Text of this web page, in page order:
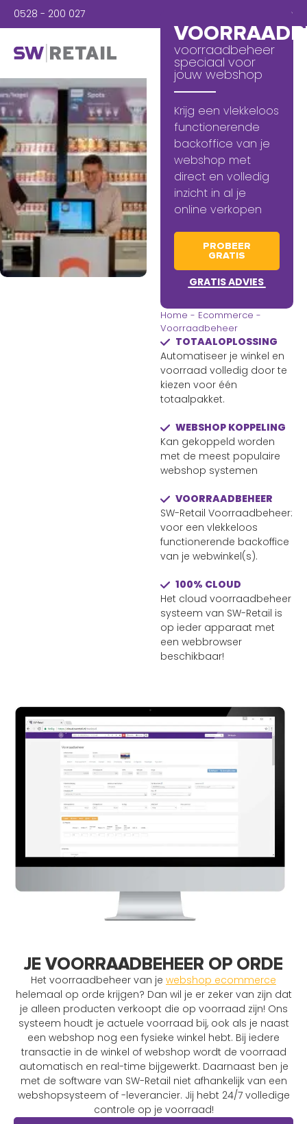
0528 - 200 027 Inloggen
voorraadbeheer
speciaal voor
jouw webshop
Krijg een vlekkeloos
functionerende
backoffice van je
webshop met
direct en volledig
inzicht in al je
online verkopen
PROBEER
GRATIS
GRATIS ADVIES
Home - Ecommerce -
Voorraadbeheer
TOTAALOPLOSSING
Automatiseer je winkel en
voorraad volledig door te
kiezen voor één
totaalpakket.
WEBSHOP KOPPELING
Kan gekoppeld worden
met de meest populaire
webshop systemen
VOORRAADBEHEER
SW-Retail Voorraadbeheer:
voor een vlekkeloos
functionerende backoffice
van je webwinkel(s).
100% CLOUD
Het cloud voorraadbeheer
systeem van SW-Retail is
op ieder apparaat met
een webbrowser
beschikbaar!
JE VOORRAADBEHEER OP ORDE
Het voorraadbeheer van je webshop ecommerce
helemaal op orde krijgen? Dan wil je er zeker van zijn dat
je alleen producten verkoopt die op voorraad zijn! Ons
systeem houdt je actuele voorraad bij, ook als je naast
een webshop nog een fysieke winkel hebt. Bij iedere
transactie in de winkel of webshop wordt de voorraad
automatisch en real-time bijgewerkt. Daarnaast ben je
met de software van SW-Retail niet afhankelijk van een
webshopsysteem of -leverancier. Jij hebt 24/7 volledige
controle op je voorraad!